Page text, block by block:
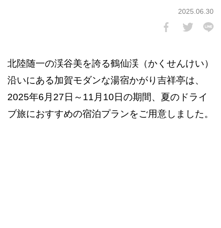
2025.06.30
北陸随一の渓谷美を誇る鶴仙渓（かくせんけい）
沿いにある加賀モダンな湯宿かがり吉祥亭は、
2025年6月27日～11月10日の期間、夏のドライ
ブ旅におすすめの宿泊プランをご用意しました。